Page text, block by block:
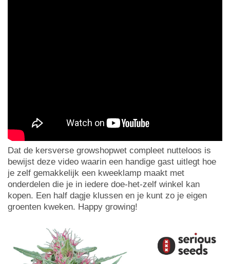
Dat de kersverse growshopwet compleet nutteloos is
bewijst deze video waarin een handige gast uitlegt hoe
je zelf gemakkelijk een kweeklamp maakt met
onderdelen die je in iedere doe-het-zelf winkel kan
kopen. Een half dagje klussen en je kunt zo je eigen
groenten kweken. Happy growing!